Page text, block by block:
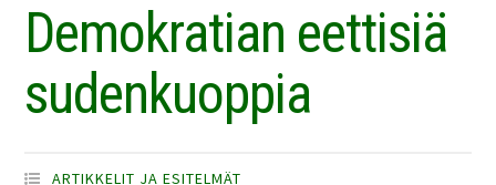
Demokratian eettisiä
sudenkuoppia
ARTIKKELIT JA ESITELMÄT